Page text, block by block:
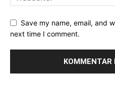
Save my name, email, and
next time I comment.